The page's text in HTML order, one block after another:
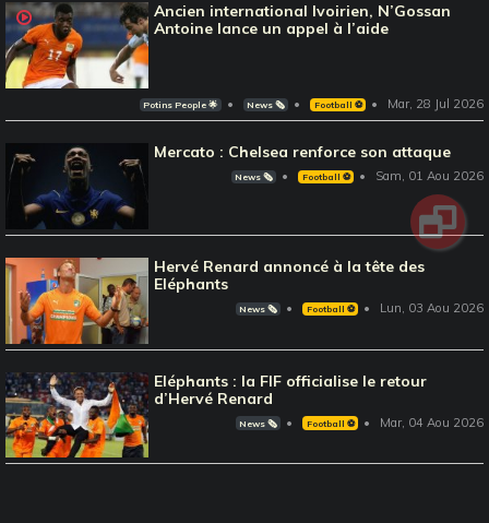
Ancien international Ivoirien, N’Gossan
Antoine lance un appel à l’aide
Potins People 🌟 News 🗞️ Football ⚽️ Mar, 28 Jul 2026
Mercato : Chelsea renforce son attaque
News 🗞️ Football ⚽️ Sam, 01 Aou 2026
Hervé Renard annoncé à la tête des
Eléphants
News 🗞️ Football ⚽️ Lun, 03 Aou 2026
Eléphants : la FIF officialise le retour
d’Hervé Renard
News 🗞️ Football ⚽️ Mar, 04 Aou 2026